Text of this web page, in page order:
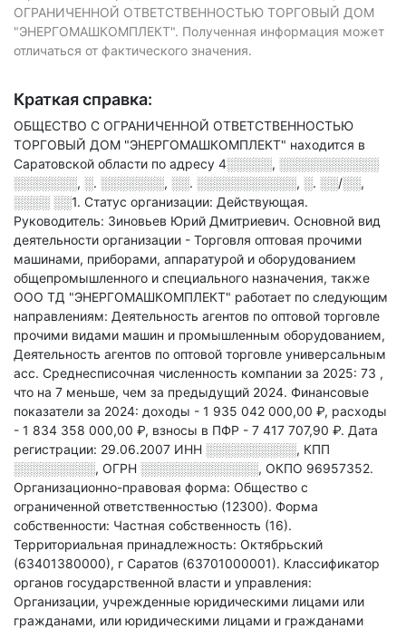
ОГРАНИЧЕННОЙ ОТВЕТСТВЕННОСТЬЮ ТОРГОВЫЙ ДОМ
"ЭНЕРГОМАШКОМПЛЕКТ". Полученная информация может
отличаться от фактического значения.
Краткая справка:
ОБЩЕСТВО С ОГРАНИЧЕННОЙ ОТВЕТСТВЕННОСТЬЮ
ТОРГОВЫЙ ДОМ "ЭНЕРГОМАШКОМПЛЕКТ" находится в
Саратовской области по адресу 4░░░░░, ░░░░░░░░░░░
░░░░░░░, ░. ░░░░░░░, ░░. ░░░░░░░░░░░, ░. ░░/░░,
░░░░ ░░1. Статус организации: Действующая.
Руководитель: Зиновьев Юрий Дмитриевич. Основной вид
деятельности организации - Торговля оптовая прочими
машинами, приборами, аппаратурой и оборудованием
общепромышленного и специального назначения, также
ООО ТД "ЭНЕРГОМАШКОМПЛЕКТ" работает по следующим
направлениям: Деятельность агентов по оптовой торговле
прочими видами машин и промышленным оборудованием,
Деятельность агентов по оптовой торговле универсальным
асс. Среднесписочная численность компании за 2025: 73 ,
что на 7 меньше, чем за предыдущий 2024. Финансовые
показатели за 2024: доходы - 1 935 042 000,00 ₽, расходы
- 1 834 358 000,00 ₽, взносы в ПФР - 7 417 707,90 ₽. Дата
регистрации: 29.06.2007 ИНН ░░░░░░░░░░, КПП
░░░░░░░░░, ОГРН ░░░░░░░░░░░░░, ОКПО 96957352.
Организационно-правовая форма: Общество с
ограниченной ответственностью (12300). Форма
собственности: Частная собственность (16).
Территориальная принадлежность: Октябрьский
(63401380000), г Саратов (63701000001). Классификатор
органов государственной власти и управления:
Организации, учрежденные юридическими лицами или
гражданами, или юридическими лицами и гражданами